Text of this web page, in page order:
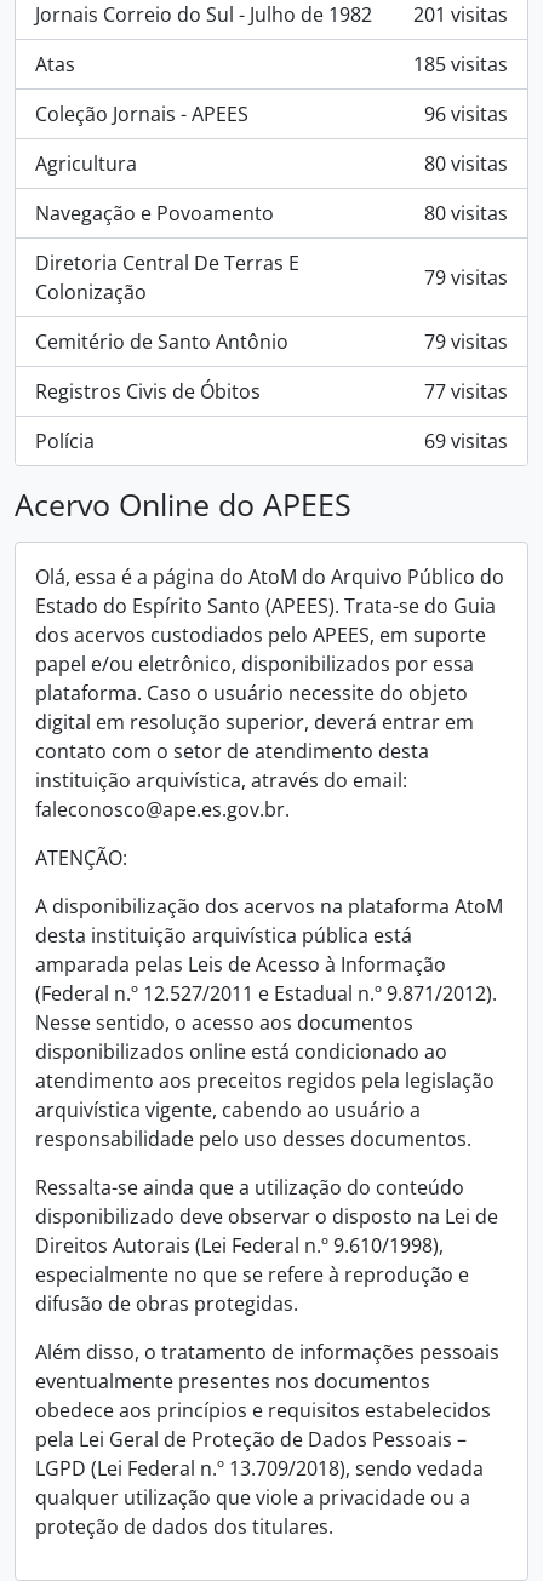
Jornais Correio do Sul - Julho de 1982
201 visitas
Atas
185 visitas
Coleção Jornais - APEES
96 visitas
Agricultura
80 visitas
Navegação e Povoamento
80 visitas
Diretoria Central De Terras E
Colonização
79 visitas
Cemitério de Santo Antônio
79 visitas
Registros Civis de Óbitos
77 visitas
Polícia
69 visitas
Acervo Online do APEES
Olá, essa é a página do AtoM do Arquivo Público do
Estado do Espírito Santo (APEES). Trata-se do Guia
dos acervos custodiados pelo APEES, em suporte
papel e/ou eletrônico, disponibilizados por essa
plataforma. Caso o usuário necessite do objeto
digital em resolução superior, deverá entrar em
contato com o setor de atendimento desta
instituição arquivística, através do email:
faleconosco@ape.es.gov.br.
ATENÇÃO:
A disponibilização dos acervos na plataforma AtoM
desta instituição arquivística pública está
amparada pelas Leis de Acesso à Informação
(Federal n.º 12.527/2011 e Estadual n.º 9.871/2012).
Nesse sentido, o acesso aos documentos
disponibilizados online está condicionado ao
atendimento aos preceitos regidos pela legislação
arquivística vigente, cabendo ao usuário a
responsabilidade pelo uso desses documentos.
Ressalta-se ainda que a utilização do conteúdo
disponibilizado deve observar o disposto na Lei de
Direitos Autorais (Lei Federal n.º 9.610/1998),
especialmente no que se refere à reprodução e
difusão de obras protegidas.
Além disso, o tratamento de informações pessoais
eventualmente presentes nos documentos
obedece aos princípios e requisitos estabelecidos
pela Lei Geral de Proteção de Dados Pessoais –
LGPD (Lei Federal n.º 13.709/2018), sendo vedada
qualquer utilização que viole a privacidade ou a
proteção de dados dos titulares.